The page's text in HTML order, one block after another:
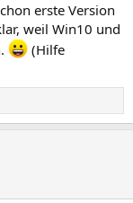
erste Version
weil Win10 und
(Hilfe